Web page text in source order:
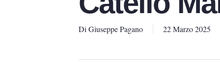
Di Giuseppe Pagano 22 Marzo 2025